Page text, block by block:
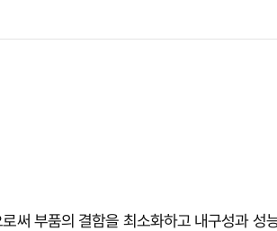
써 부품의 결함을 최소화하고 내구성과 성